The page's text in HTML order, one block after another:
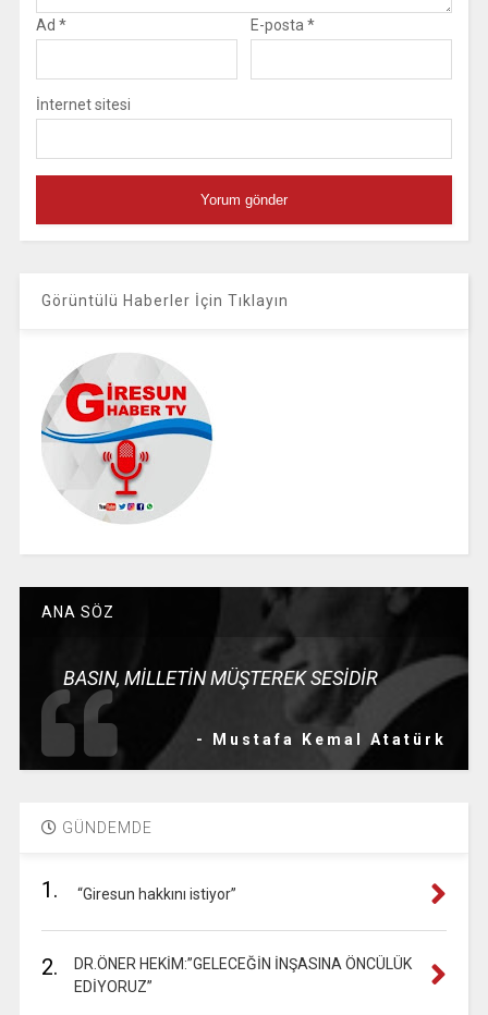
Ad * E-posta *
İnternet sitesi
Görüntülü Haberler İçin Tıklayın
ANA SÖZ
BASIN, MİLLETİN MÜŞTEREK SESİDİR
- Mustafa Kemal Atatürk
GÜNDEMDE
1. “Giresun hakkını istiyor”
2.
DR.ÖNER HEKİM:”GELECEĞİN İNŞASINA ÖNCÜLÜK
EDİYORUZ”